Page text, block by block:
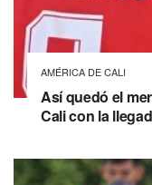
AMÉRICA DE CALI
Así quedó el
Cali con la